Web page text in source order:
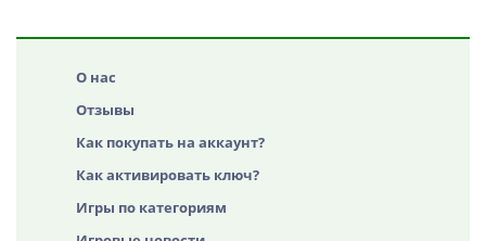
О нас
Отзывы
Как покупать на аккаунт?
Как активировать ключ?
Игры по категориям